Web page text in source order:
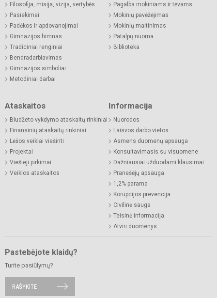
Filosofija, misija, vizija, vertybės
Pasiekimai
Padėkos ir apdovanojimai
Gimnazijos himnas
Tradiciniai renginiai
Bendradarbiavimas
Gimnazijos simboliai
Metodiniai darbai
Pagalba mokiniams ir tėvams
Mokinių pavėžėjimas
Mokinių maitinimas
Patalpų nuoma
Biblioteka
Ataskaitos
Biudžeto vykdymo ataskaitų rinkiniai
Finansinių ataskaitų rinkiniai
Lėšos veiklai viešinti
Projektai
Viešieji pirkimai
Veiklos ataskaitos
Informacija
Nuorodos
Laisvos darbo vietos
Asmens duomenų apsauga
Konsultavimasis su visuomene
Dažniausiai užduodami klausimai
Pranešėjų apsauga
1,2% parama
Korupcijos prevencija
Civilinė sauga
Teisinė informacija
Atviri duomenys
Pastebėjote klaidų?
Turite pasiūlymų?
RAŠYKITE